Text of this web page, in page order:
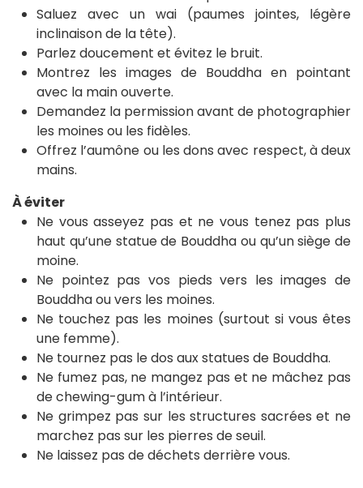
Saluez avec un wai (paumes jointes, légère
inclinaison de la tête).
Parlez doucement et évitez le bruit.
Montrez les images de Bouddha en pointant
avec la main ouverte.
Demandez la permission avant de photographier
les moines ou les fidèles.
Offrez l’aumône ou les dons avec respect, à deux
mains.
À éviter
Ne vous asseyez pas et ne vous tenez pas plus
haut qu’une statue de Bouddha ou qu’un siège de
moine.
Ne pointez pas vos pieds vers les images de
Bouddha ou vers les moines.
Ne touchez pas les moines (surtout si vous êtes
une femme).
Ne tournez pas le dos aux statues de Bouddha.
Ne fumez pas, ne mangez pas et ne mâchez pas
de chewing-gum à l’intérieur.
Ne grimpez pas sur les structures sacrées et ne
marchez pas sur les pierres de seuil.
Ne laissez pas de déchets derrière vous.